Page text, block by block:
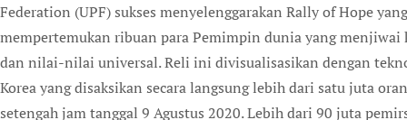
Federation (UPF) sukses menyelenggarakan Rally of Hope
mempertemukan ribuan para Pemimpin dunia yang
dan nilai-nilai universal. Reli ini divisualisasikan dengan
Korea yang disaksikan secara langsung lebih dari satu juta
setengah jam tanggal 9 Agustus 2020. Lebih dari 90 juta